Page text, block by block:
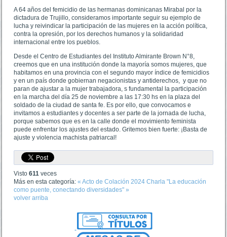
A 64 años del femicidio de las hermanas dominicanas Mirabal por la
dictadura de Trujillo, consideramos importante seguir su ejemplo de
lucha y reivindicar la participación de las mujeres en la acción política,
contra la opresión, por los derechos humanos y la solidaridad
internacional entre los pueblos.
Desde el Centro de Estudiantes del Instituto Almirante Brown N°8,
creemos que en una institución donde la mayoría somos mujeres, que
habitamos en una provincia con el segundo mayor índice de femicidios
y en un país donde gobiernan negacionistas y antiderechos, y que no
paran de ajustar a la mujer trabajadora, s fundamental la participación
en la marcha del día 25 de noviembre a las 17:30 hs en la plaza del
soldado de la ciudad de santa fe. Es por ello, que convocamos e
invitamos a estudiantes y docentes a ser parte de la jornada de lucha,
porque sabemos que es en la calle donde el movimiento feminista
puede enfrentar los ajustes del estado. Gritemos bien fuerte: ¡Basta de
ajuste y violencia machista patriarcal!
Visto611 veces
Más en esta categoría: « Acto de Colación 2024 Charla "La educación
como puente, conectando diversidades" »
volver arriba